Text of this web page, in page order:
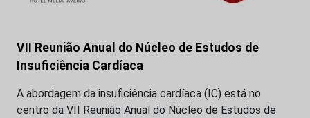
VII Reunião Anual do Núcleo de Estudos de
Insuficiência Cardíaca
A abordagem da insuficiência cardíaca (IC) está no
centro da VII Reunião Anual do Núcleo de Estudos de